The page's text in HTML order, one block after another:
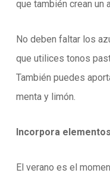
que también crean un
No deben faltar los
que utilices tonos
También puedes
menta y limón.
Incorpora
El verano es el